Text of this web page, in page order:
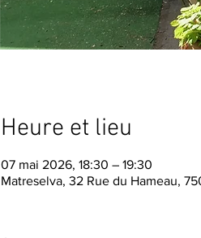
Heure et lieu
07 mai 2026, 18:30 – 19:30
Matreselva, 32 Rue du Hameau,